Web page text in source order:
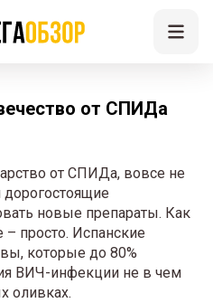
от СПИДа
от СПИДа, вовсе не
новые препараты. Как
– просто. Испанские
которые до 80%
ВИЧ-инфекции не в чем
оливках.